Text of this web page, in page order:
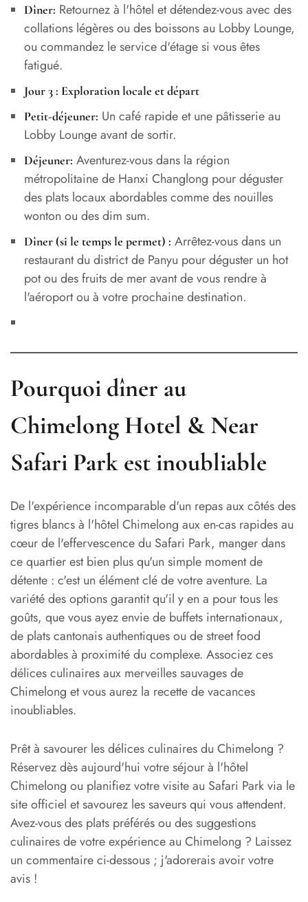
Dîner: Retournez à l'hôtel et détendez-vous avec des
collations légères ou des boissons au Lobby Lounge,
ou commandez le service d'étage si vous êtes
fatigué.
Jour 3 : Exploration locale et départ
Petit-déjeuner: Un café rapide et une pâtisserie au
Lobby Lounge avant de sortir.
Déjeuner: Aventurez-vous dans la région
métropolitaine de Hanxi Changlong pour déguster
des plats locaux abordables comme des nouilles
wonton ou des dim sum.
Dîner (si le temps le permet) : Arrêtez-vous dans un
restaurant du district de Panyu pour déguster un hot
pot ou des fruits de mer avant de vous rendre à
l'aéroport ou à votre prochaine destination.
Pourquoi dîner au
Chimelong Hotel & Near
Safari Park est inoubliable
De l'expérience incomparable d'un repas aux côtés des
tigres blancs à l'hôtel Chimelong aux en-cas rapides au
cœur de l'effervescence du Safari Park, manger dans
ce quartier est bien plus qu'un simple moment de
détente : c'est un élément clé de votre aventure. La
variété des options garantit qu'il y en a pour tous les
goûts, que vous ayez envie de buffets internationaux,
de plats cantonais authentiques ou de street food
abordables à proximité du complexe. Associez ces
délices culinaires aux merveilles sauvages de
Chimelong et vous aurez la recette de vacances
inoubliables.
Prêt à savourer les délices culinaires du Chimelong ?
Réservez dès aujourd'hui votre séjour à l'hôtel
Chimelong ou planifiez votre visite au Safari Park via le
site officiel et savourez les saveurs qui vous attendent.
Avez-vous des plats préférés ou des suggestions
culinaires de votre expérience au Chimelong ? Laissez
un commentaire ci-dessous ; j'adorerais avoir votre
avis !